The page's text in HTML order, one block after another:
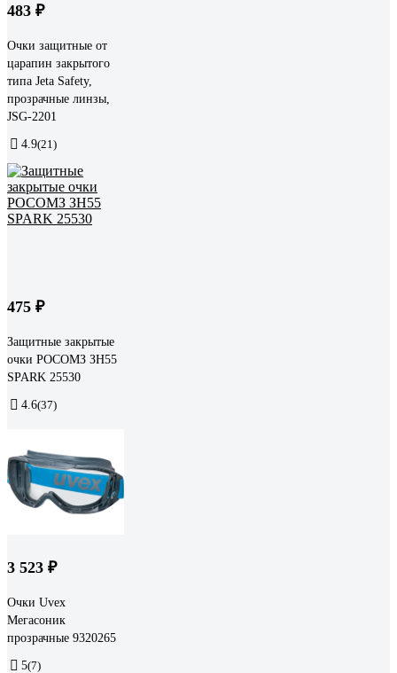
483 ₽
Очки защитные от
царапин закрытого
типа Jeta Safety,
прозрачные линзы,
JSG-2201
4.9(21)
475 ₽
Защитные закрытые
очки РОСОМЗ ЗН55
SPARK 25530
4.6(37)
3 523 ₽
Очки Uvex
Мегасоник
прозрачные 9320265
5(7)